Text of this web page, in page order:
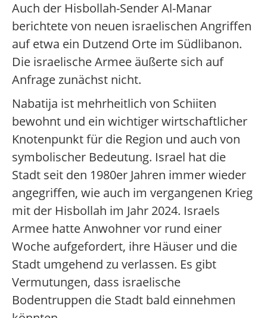
Auch der Hisbollah-Sender Al-Manar
berichtete von neuen israelischen Angriffen
auf etwa ein Dutzend Orte im Südlibanon.
Die israelische Armee äußerte sich auf
Anfrage zunächst nicht.
Nabatija ist mehrheitlich von Schiiten
bewohnt und ein wichtiger wirtschaftlicher
Knotenpunkt für die Region und auch von
symbolischer Bedeutung. Israel hat die
Stadt seit den 1980er Jahren immer wieder
angegriffen, wie auch im vergangenen Krieg
mit der Hisbollah im Jahr 2024. Israels
Armee hatte Anwohner vor rund einer
Woche aufgefordert, ihre Häuser und die
Stadt umgehend zu verlassen. Es gibt
Vermutungen, dass israelische
Bodentruppen die Stadt bald einnehmen